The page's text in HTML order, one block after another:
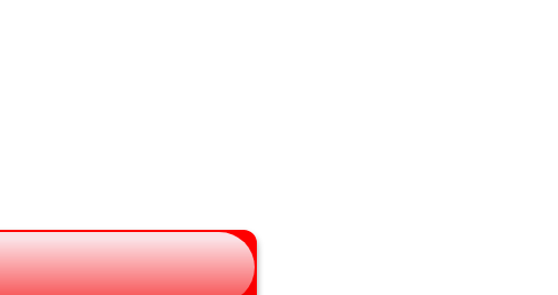
愛知県
沖縄県